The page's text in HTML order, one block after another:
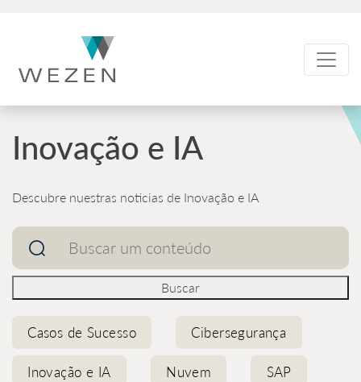
Inovação e IA
Descubre nuestras noticias de Inovação e IA
Pesquisar
por:
Buscar
Casos de Sucesso Cibersegurança
Inovação e IA Nuvem SAP